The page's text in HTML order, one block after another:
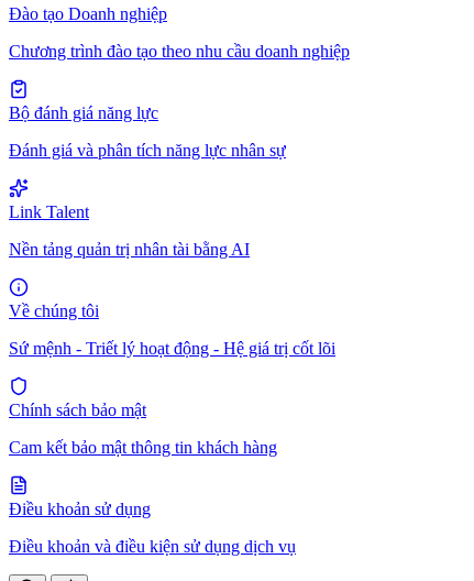
Đào tạo Doanh nghiệp
Chương trình đào tạo theo nhu cầu doanh nghiệp
Bộ đánh giá năng lực
Đánh giá và phân tích năng lực nhân sự
Link Talent
Nền tảng quản trị nhân tài bằng AI
Về chúng tôi
Sứ mệnh - Triết lý hoạt động - Hệ giá trị cốt lõi
Chính sách bảo mật
Cam kết bảo mật thông tin khách hàng
Điều khoản sử dụng
Điều khoản và điều kiện sử dụng dịch vụ